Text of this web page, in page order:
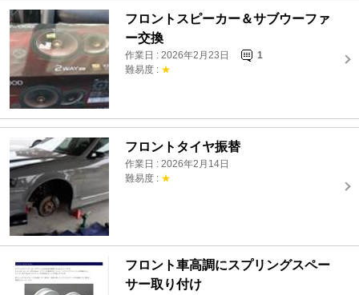
フロントスピーカー＆サブウーファ
ー交換
作業日 : 2026年2月23日
1
難易度 : ★
フロントタイヤ振替
作業日 : 2026年2月14日
難易度 : ★
フロント車高調にスプリングスペー
サー取り付け